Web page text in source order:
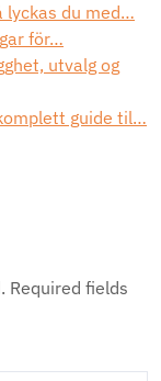
lyckas du med…
för…
utvalg og
guide til…
Required fields